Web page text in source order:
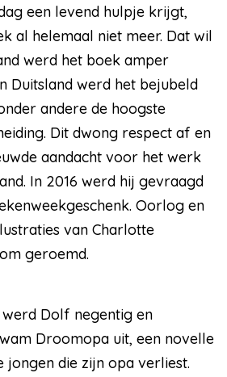
een levend hulpje krijgt,
al helemaal niet meer. Dat wil
werd het boek amper
Duitsland werd het bejubeld
andere de hoogste
Dit dwong respect af en
aandacht voor het werk
In 2016 werd hij gevraagd
Oorlog en
van Charlotte
geroemd.
Dolf negentig en
Droomopa uit, een novelle
jongen die zijn opa verliest.